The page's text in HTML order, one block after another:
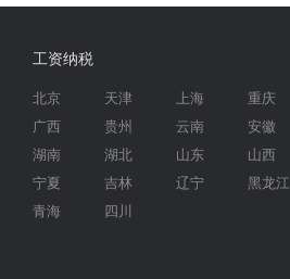
工资纳税
北京 天津 上海 重庆
广西
贵州 云南 安徽
湖南
湖北 山东 山西
宁夏
吉林 辽宁 黑龙江
青海
四川